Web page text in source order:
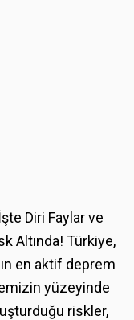
Diri Faylar ve
Altında! Türkiye,
en aktif deprem
yüzeyinde
riskler,